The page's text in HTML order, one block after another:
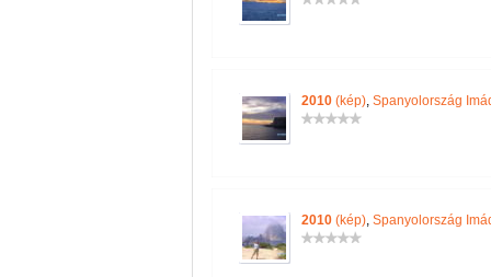
2010 (kép), Spanyolország
2010 (kép), Spanyolország